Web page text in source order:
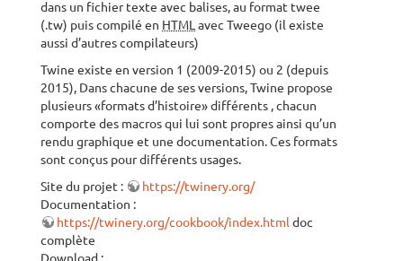
dans un fichier texte avec balises, au format twee
(.tw) puis compilé en HTML avec Tweego (il existe
aussi d’autres compilateurs)
Twine existe en version 1 (2009-2015) ou 2 (depuis
2015), Dans chacune de ses versions, Twine propose
plusieurs «formats d’histoire» différents , chacun
comporte des macros qui lui sont propres ainsi qu’un
rendu graphique et une documentation. Ces formats
sont conçus pour différents usages.
Site du projet :
https://twinery.org/
Documentation :
https://twinery.org/cookbook/index.html doc
complète